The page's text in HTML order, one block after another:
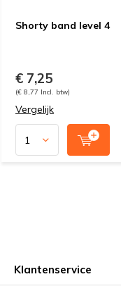
Shorty band level 4
€ 7,25
(€ 8,77 Incl. btw)
Vergelijk
Klantenservice